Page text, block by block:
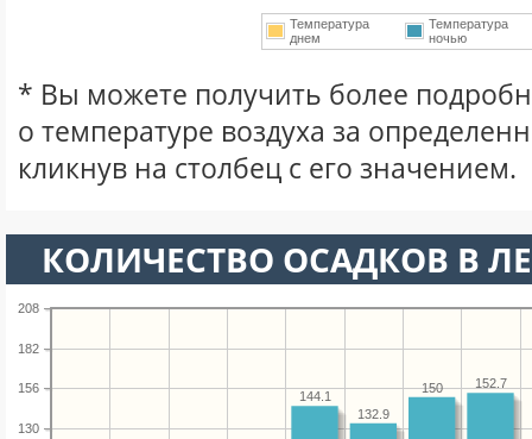
Температура
днем
Температура
ночью
* Вы можете получить более
о температуре воздуха за
кликнув на столбец с его значением.
КОЛИЧЕСТВО ОСАДКОВ В
130
156
182
208
152.7
150
132.9
144.1